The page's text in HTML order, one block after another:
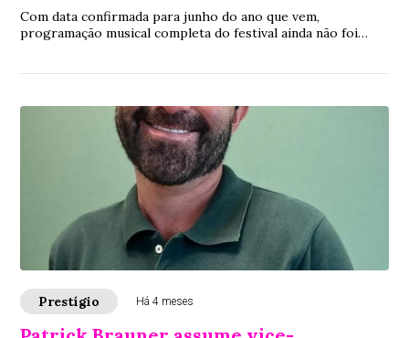
Com data confirmada para junho do ano que vem,
programação musical completa do festival ainda não foi
Prestígio Há 4 meses